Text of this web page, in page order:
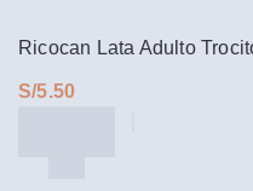
Ricocan Lata Adulto
S/